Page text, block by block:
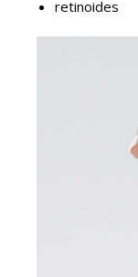
retinoides